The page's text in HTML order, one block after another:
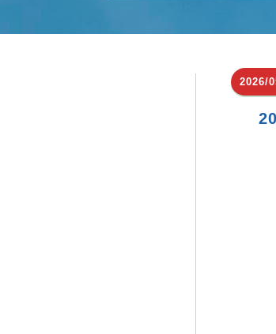
2026/